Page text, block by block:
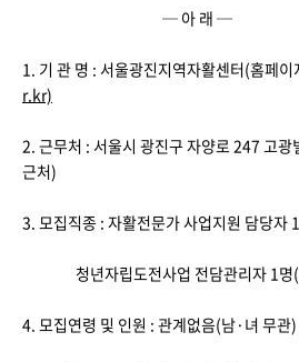
─ 아 래 ─
1. 기 관 명 : 서울광진지역자활센터(홈페이
r.kr)
2. 근무처 : 서울시 광진구 자양로 247 고
근처)
3. 모집직종 : 자활전문가 사업지원 담당자
청년자립도전사업 전담관리자 1명(
4. 모집연령 및 인원 : 관계없음(남·녀 무관